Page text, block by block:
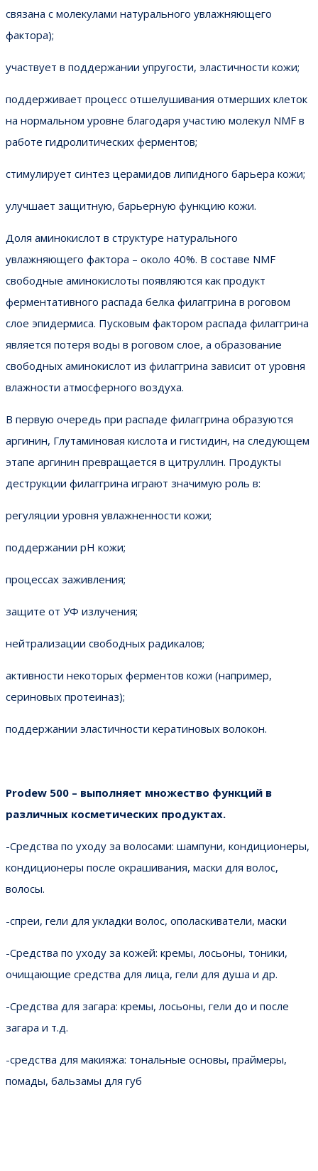
связана с молекулами натурального увлажняющего
фактора);
участвует в поддержании упругости, эластичности кожи;
поддерживает процесс отшелушивания отмерших клеток
на нормальном уровне благодаря участию молекул NMF в
работе гидролитических ферментов;
стимулирует синтез церамидов липидного барьера кожи;
улучшает защитную, барьерную функцию кожи.
Доля аминокислот в структуре натурального
увлажняющего фактора – около 40%. В составе NMF
свободные аминокислоты появляются как продукт
ферментативного распада белка филаггрина в роговом
слое эпидермиса. Пусковым фактором распада филаггрина
является потеря воды в роговом слое, а образование
свободных аминокислот из филаггрина зависит от уровня
влажности атмосферного воздуха.
В первую очередь при распаде филаггрина образуются
аргинин, Глутаминовая кислота и гистидин, на следующем
этапе аргинин превращается в цитруллин. Продукты
деструкции филаггрина играют значимую роль в:
регуляции уровня увлажненности кожи;
поддержании pH кожи;
процессах заживления;
защите от УФ излучения;
нейтрализации свободных радикалов;
активности некоторых ферментов кожи (например,
сериновых протеиназ);
поддержании эластичности кератиновых волокон.
Prodew 500 – выполняет множество функций в
различных косметических продуктах.
-Средства по уходу за волосами: шампуни, кондиционеры,
кондиционеры после окрашивания, маски для волос,
волосы.
-спреи, гели для укладки волос, ополаскиватели, маски
-Средства по уходу за кожей: кремы, лосьоны, тоники,
очищающие средства для лица, гели для душа и др.
-Средства для загара: кремы, лосьоны, гели до и после
загара и т.д.
-средства для макияжа: тональные основы, праймеры,
помады, бальзамы для губ